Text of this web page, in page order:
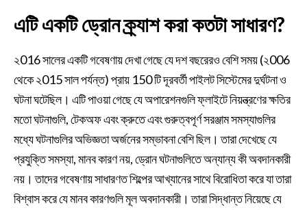
এটি একটি ড্রোন ক্র্যাশ করা কতটা সাধারণ?
২016 সালের একটি গবেষণায় দেখা গেছে যে দশ বছরেরও বেশি সময় (২006
থেকে ২015 সাল পর্যন্ত) প্রায় 150 টি দূরবর্তী পাইলট সিস্টেমের দুর্ঘটনা ও
ঘটনা ঘটেছিল। এটি পাওয়া গেছে যে অপারেশনগুলি ফ্লাইটে নিয়ন্ত্রণের ক্ষতির
মতো ঘটনাগুলি, টেকঅফ এবং ক্রুতে এবং গুরুত্বপূর্ণ সরঞ্জাম সমস্যাগুলির
মধ্যে ঘটনাগুলির অভিজ্ঞতা অর্জনের সম্ভাবনা বেশি ছিল। তারা দেখেছে যে
প্রযুক্তি সমস্যা, মানব কারণ নয়, ড্রোন ঘটনাগুলিতে অন্যান্য কী অবদানকারী
নয়। তাদের গবেষণায় সাধারণত শিল্পের আখ্যানের সাথে বিরোধিতা করে যা তারা
বিশ্বাস করে যে মানব কারণগুলি মূল অবদানকারী। তারা সিদ্ধান্ত নিয়েছে যে